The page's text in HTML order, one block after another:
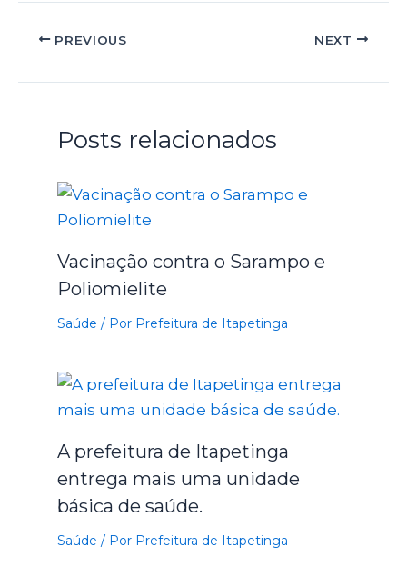
PREVIOUS NEXT
Posts relacionados
Vacinação contra o Sarampo e
Poliomielite
Saúde / Por Prefeitura de Itapetinga
A prefeitura de Itapetinga
entrega mais uma unidade
básica de saúde.
Saúde / Por Prefeitura de Itapetinga